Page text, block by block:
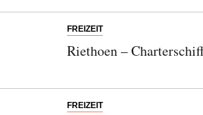
FREIZEIT
Riethoen –
FREIZEIT